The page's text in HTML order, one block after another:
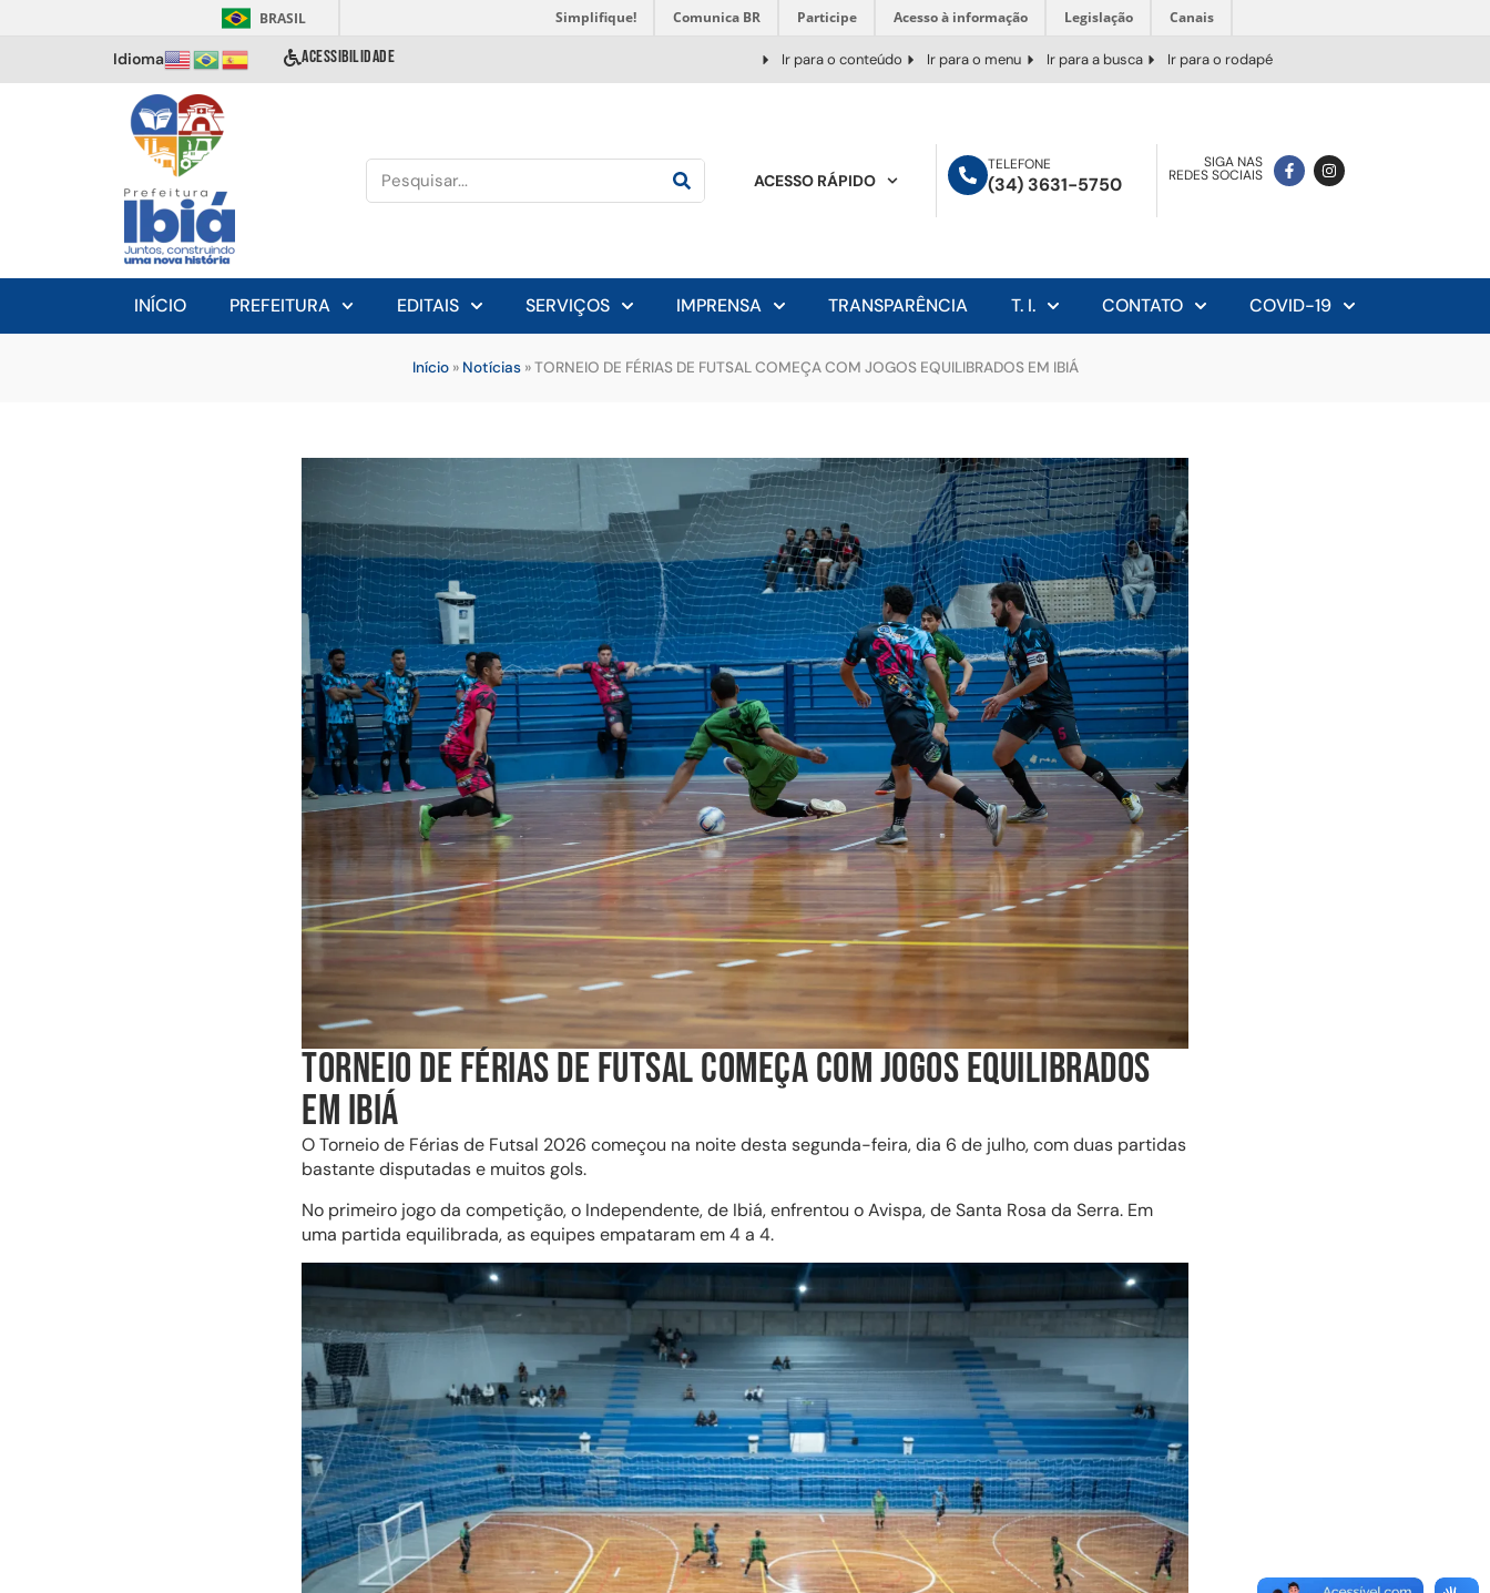
BRASIL Simplifique! Comunica BR Participe Acesso à informação Legislação Canais
Idioma ACESSIBILIDADE Ir para o conteúdo Ir para o menu Ir para a busca Ir para o rodapé
ACESSO RÁPIDO
TELEFONE
(34) 3631-5750
SIGA NAS
REDES SOCIAIS
INÍCIO PREFEITURA EDITAIS SERVIÇOS IMPRENSA TRANSPARÊNCIA T. I. CONTATO COVID-19
Início» Notícias»TORNEIO DE FÉRIAS DE FUTSAL COMEÇA COM JOGOS EQUILIBRADOS EM IBIÁ
TORNEIO DE FÉRIAS DE FUTSAL COMEÇA COM JOGOS EQUILIBRADOS
EM IBIÁ
O Torneio de Férias de Futsal 2026 começou na noite desta segunda-feira, dia 6 de julho, com duas partidas
bastante disputadas e muitos gols.
No primeiro jogo da competição, o Independente, de Ibiá, enfrentou o Avispa, de Santa Rosa da Serra. Em
uma partida equilibrada, as equipes empataram em 4 a 4.